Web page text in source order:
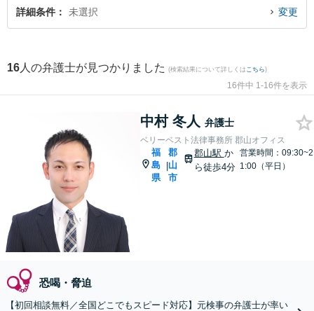
したい』『初回相談無料で恐喝・脅迫を法律相談できる福島県内の弁護士に相
詳細条件 未選択 変更
16 人の弁護士が見つかりました (検索結果について詳しくは こちら)
16件中 1-16件を表示
中村 冬人 弁護士
ベリーベスト法律事務所 郡山オフィス
福
島
県
|
郡
山
市
郡山駅 か
ら徒歩4分
営業時間：09:30~2
1:00（平日）
恐喝・脅迫
【初回相談無料／全国どこでもスピード対応】元検事の弁護士が率い